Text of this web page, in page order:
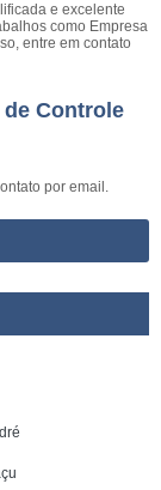
e excelente
como Empresa
entre em contato
de Controle
por email.